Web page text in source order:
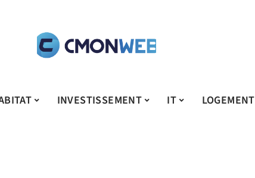
INVESTISSEMENT IT LOGEMENT